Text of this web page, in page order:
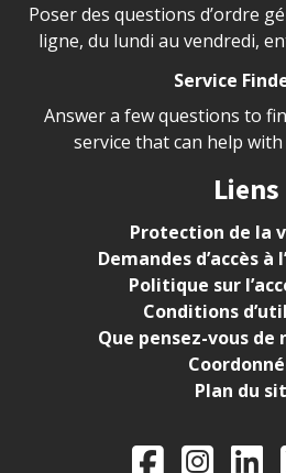
Poser des questions d’ordre
ligne, du lundi au vendredi,
Service
Answer a few questions to
service that can help
Liens
Protection de la
Demandes d’accès
Politique sur
Conditions
Que pensez-vous de
Plan du
Facebook